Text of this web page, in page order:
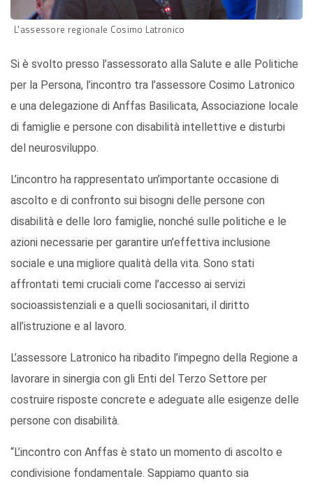
L'assessore regionale Cosimo Latronico
Si è svolto presso l’assessorato alla Salute e alle Politiche
per la Persona, l’incontro tra l’assessore Cosimo Latronico
e una delegazione di Anffas Basilicata, Associazione locale
di famiglie e persone con disabilità intellettive e disturbi
del neurosviluppo.
L’incontro ha rappresentato un’importante occasione di
ascolto e di confronto sui bisogni delle persone con
disabilità e delle loro famiglie, nonché sulle politiche e le
azioni necessarie per garantire un’effettiva inclusione
sociale e una migliore qualità della vita. Sono stati
affrontati temi cruciali come l’accesso ai servizi
socioassistenziali e a quelli sociosanitari, il diritto
all’istruzione e al lavoro.
L’assessore Latronico ha ribadito l’impegno della Regione a
lavorare in sinergia con gli Enti del Terzo Settore per
costruire risposte concrete e adeguate alle esigenze delle
persone con disabilità.
“L’incontro con Anffas è stato un momento di ascolto e
condivisione fondamentale. Sappiamo quanto sia